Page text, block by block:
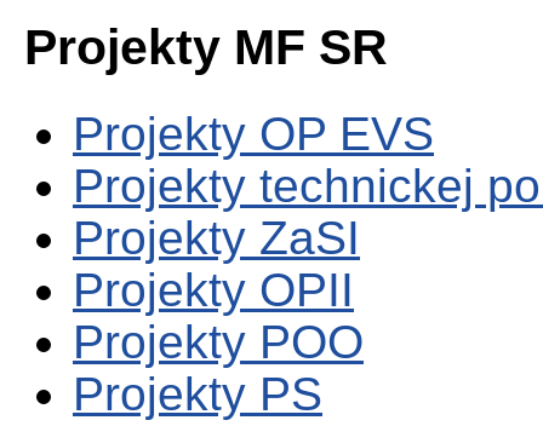
Projekty MF SR
Projekty OP EVS
Projekty technickej
Projekty ZaSI
Projekty OPII
Projekty POO
Projekty PS